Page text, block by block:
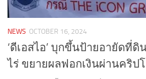
NEWS OCTOBER 16, 2024
‘ดีเอสไอ’ บุกขึ้นป้ายอายัดที่ดิ
ไร่ ขยายผลฟอกเงินผ่านคริป